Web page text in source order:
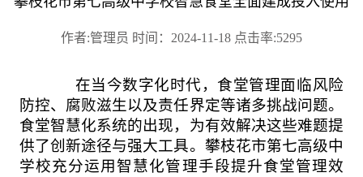
作者:管理员 时间：2024-11-18 点击率:5295
在当今数字化时代，食堂管理面临风险
防控、腐败滋生以及责任界定等诸多挑战问题。
食堂智慧化系统的出现，为有效解决这些难题提
供了创新途径与强大工具。攀枝花市第七高级中
学校充分运用智慧化管理手段提升食堂管理效